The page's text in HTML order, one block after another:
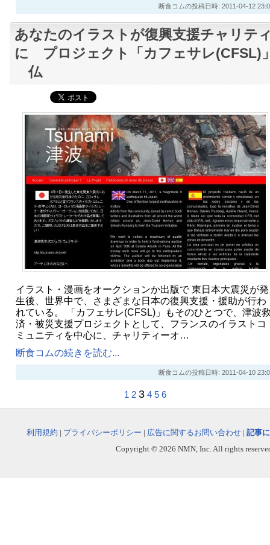
断食コムの投稿日時: 2011-04-12
あなたのイラストが復興支援チャリテ
に プロジェクト「カフェサレ(CFSL)
仏
イラスト・漫画をオークションか出版で 東日本大震災が発
生後、世界中で、さまざまな日本の復興支援・援助が行わ
れている。 「カフェサレ(CFSL)」もそのひとつで、津波
済・被災支援プロジェクトとして、フランスのイラストコ
ミュニティを中心に、チャリティーオ…
断食コムの続きを読む...
断食コムの投稿日時: 2011-04-10
1 2 3 4 5 6
利用規約 | プライバシーポリシー | 広告に関するお問い合わせ | 記事
Copyright © 2026 NMN, Inc. All rights